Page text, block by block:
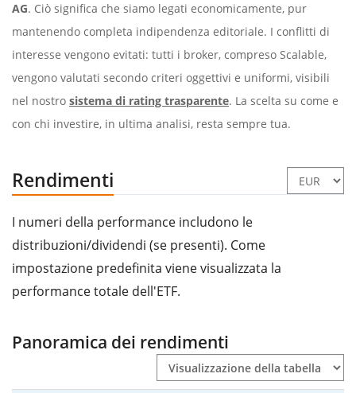
AG. Ciò significa che siamo legati economicamente, pur
mantenendo completa indipendenza editoriale. I conflitti di
interesse vengono evitati: tutti i broker, compreso Scalable,
vengono valutati secondo criteri oggettivi e uniformi, visibili
nel nostro sistema di rating trasparente. La scelta su come e
con chi investire, in ultima analisi, resta sempre tua.
Rendimenti
I numeri della performance includono le
distribuzioni/dividendi (se presenti). Come
impostazione predefinita viene visualizzata la
performance totale dell'ETF.
Panoramica dei rendimenti